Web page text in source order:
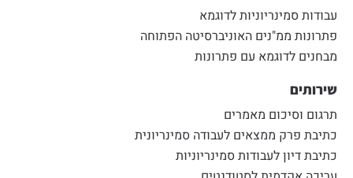
עבודות סמינריוניות לדוגמא
פתרונות ממ"נים האוניברסיטה הפתוחה
מבחנים לדוגמא עם פתרונות
שירותים
תרגום וסיכום מאמרים
כתיבת פרק ממצאים לעבודה סמינריונית
כתיבת דיון לעבודות סמינריוניות